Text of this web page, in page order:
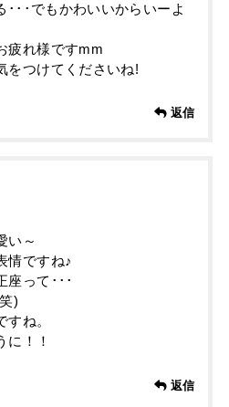
･･･でもかわいいからいーよ
疲れ様ですmm
をつけてくださいね!
返信
い～
情ですね♪
座って･･･
)
ね。
に！！
返信